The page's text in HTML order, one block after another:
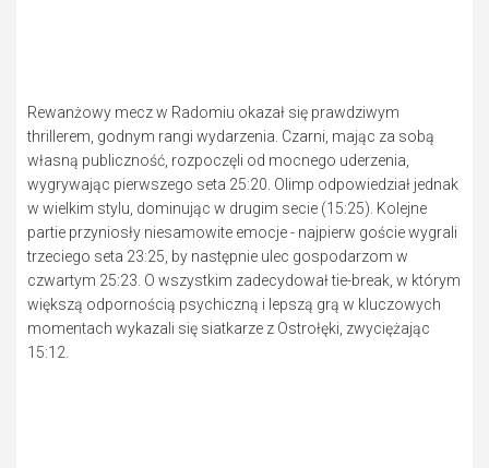
Rewanżowy mecz w Radomiu okazał się prawdziwym
thrillerem, godnym rangi wydarzenia. Czarni, mając za sobą
własną publiczność, rozpoczęli od mocnego uderzenia,
wygrywając pierwszego seta 25:20. Olimp odpowiedział jednak
w wielkim stylu, dominując w drugim secie (15:25). Kolejne
partie przyniosły niesamowite emocje - najpierw goście wygrali
trzeciego seta 23:25, by następnie ulec gospodarzom w
czwartym 25:23. O wszystkim zadecydował tie-break, w którym
większą odpornością psychiczną i lepszą grą w kluczowych
momentach wykazali się siatkarze z Ostrołęki, zwyciężając
15:12.